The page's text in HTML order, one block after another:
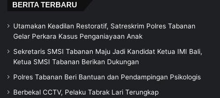
BERITA TERBARU
Utamakan Keadilan Restoratif, Satreskrim Polres Tabanan
Gelar Perkara Kasus Penganiayaan Anak
Sekretaris SMSI Tabanan Maju Jadi Kandidat Ketua IMI Bali,
Ketua SMSI Tabanan Berikan Dukungan
Polres Tabanan Beri Bantuan dan Pendampingan Psikologis
Berbekal CCTV, Pelaku Tabrak Lari Terungkap